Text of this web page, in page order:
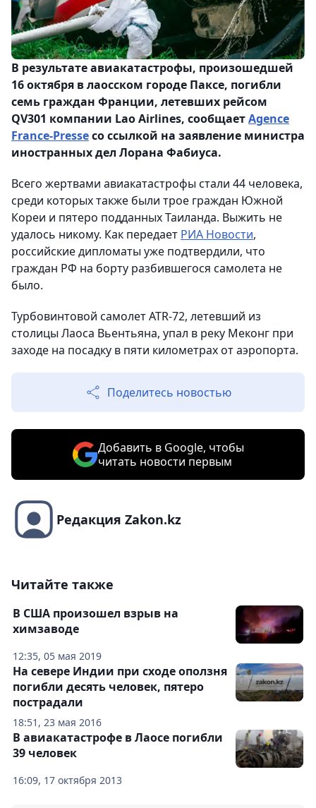
В результате авиакатастрофы, произошедшей
16 октября в лаосском городе Паксе, погибли
семь граждан Франции, летевших рейсом
QV301 компании Lao Airlines, сообщаетAgence
France-Presseсо ссылкой на заявление министра
иностранных дел Лорана Фабиуса.
Всего жертвами авиакатастрофы стали 44 человека,
среди которых также были трое граждан Южной
Кореи и пятеро подданных Таиланда. Выжить не
удалось никому. Как передает РИА Новости,
российские дипломаты уже подтвердили, что
граждан РФ на борту разбившегося самолета не
было.
Турбовинтовой самолет ATR-72, летевший из
столицы Лаоса Вьентьяна, упал в реку Меконг при
заходе на посадку в пяти километрах от аэропорта.
Поделитесь новостью
Добавить в Google, чтобы
читать новости первым
Редакция Zakon.kz
Читайте также
12:35, 05 мая 2019
В США произошел взрыв на
химзаводе
18:51, 23 мая 2016
На севере Индии при сходе оползня
погибли десять человек, пятеро
пострадали
16:09, 17 октября 2013
В авиакатастрофе в Лаосе погибли
39 человек